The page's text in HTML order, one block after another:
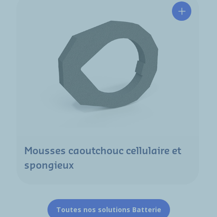
Mousses caoutchouc cellulaire et
spongieux
Toutes nos solutions Batterie